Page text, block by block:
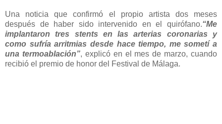
Una noticia que confirmó el propio artista dos meses
después de haber sido intervenido en el quirófano.“Me
implantaron tres stents en las arterias coronarias y
como sufría arritmias desde hace tiempo, me sometí a
una termoablación”, explicó en el mes de marzo, cuando
recibió el premio de honor del Festival de Málaga.